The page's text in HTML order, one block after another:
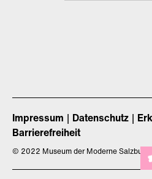
Impressum Datenschutz
Barrierefreiheit
© 2022 Museum der Moderne Salzburg